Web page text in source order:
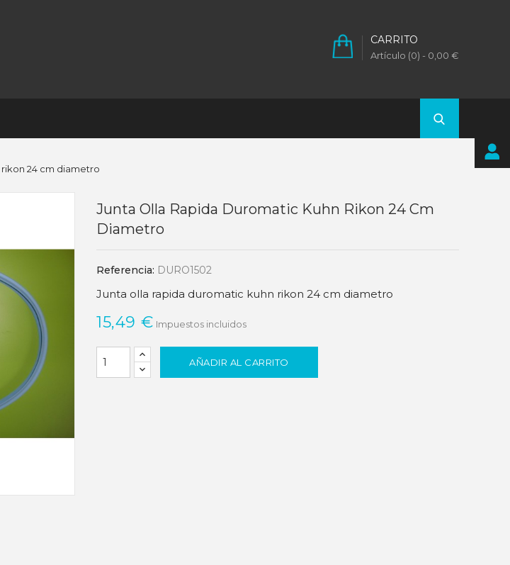
CARRITO
Artículo (0) - 0,00 €
24 cm diametro
Junta Olla Rapida Duromatic Kuhn Rikon 24 Cm
Diametro
Referencia: DURO1502
Junta olla rapida duromatic kuhn rikon 24 cm diametro
15,49 € Impuestos incluidos
AÑADIR AL CARRITO